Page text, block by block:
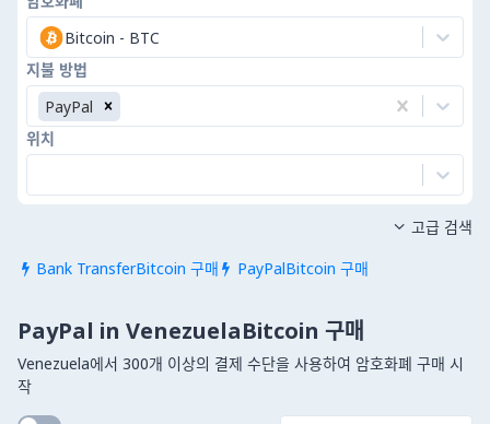
Bitcoin - BTC
지불 방법
PayPal
위치
 Bank TransferBitcoin 구매  PayPalBitcoin 구매
 고급 검색
PayPal in VenezuelaBitcoin 구매
Venezuela에서 300개 이상의 결제 수단을 사용하여 암호화폐 구매 시
작